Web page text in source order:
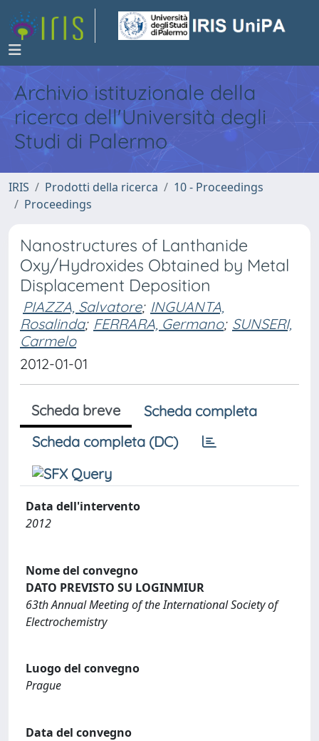
Archivio istituzionale della
ricerca dell'Università degli
Studi di Palermo
IRIS Prodotti della ricerca
10 - Proceedings
Proceedings
Nanostructures of Lanthanide
Oxy/Hydroxides Obtained by Metal
Displacement Deposition
PIAZZA, Salvatore; INGUANTA,
Rosalinda; FERRARA, Germano; SUNSERI,
Carmelo
2012-01-01
Scheda breve
Scheda completa
Scheda completa (DC)
Data dell'intervento
2012
Nome del convegno
DATO PREVISTO SU LOGINMIUR
63th Annual Meeting of the International Society of
Electrochemistry
Luogo del convegno
Prague
Data del convegno